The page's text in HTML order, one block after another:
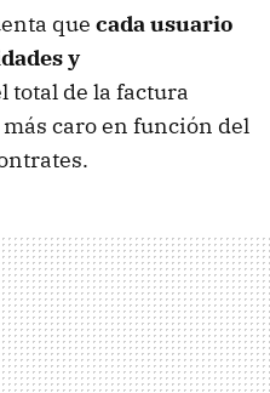
que cada usuario
y
total de la factura
caro en función del